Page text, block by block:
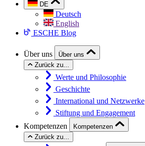
DE
Deutsch
English
ESCHE Blog
Über uns
Über uns
Zurück zu...
Werte und Philosophie
Geschichte
International und Netzwerke
Stiftung und Engagement
Kompetenzen
Kompetenzen
Zurück zu...